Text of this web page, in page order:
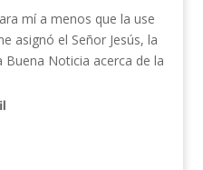
mí a menos que la use
asignó el Señor Jesús, la
Noticia acerca de la